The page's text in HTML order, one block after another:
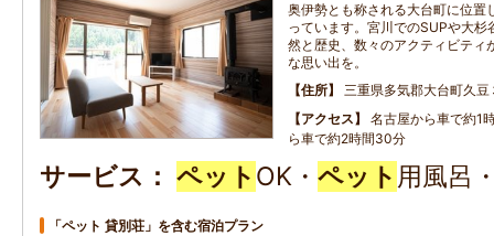
奥伊勢とも称される大台町に位置
っています。宮川でのSUPや大杉
然と歴史、数々のアクティビティ
な思い出を。
住所
三重県多気郡大台町久豆
アクセス
名古屋から車で約1
ら車で約2時間30分
サービス ペット OK・ ペット 用風呂
「ペット 貸別荘」を含む宿泊プラン